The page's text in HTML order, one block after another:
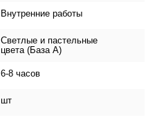
Внутренние работы
Светлые и пастельные
цвета (База А)
6-8 часов
шт